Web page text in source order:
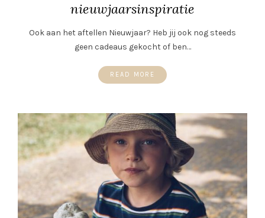
nieuwjaarsinspiratie
Ook aan het aftellen Nieuwjaar? Heb jij ook nog steeds
geen cadeaus gekocht of ben…
READ MORE